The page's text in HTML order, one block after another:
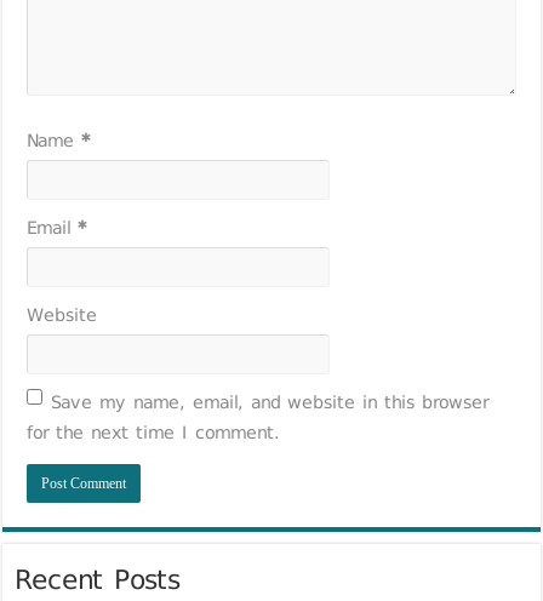
Name*
Email*
Website
Save my name, email, and website in this browser
for the next time I comment.
Recent Posts